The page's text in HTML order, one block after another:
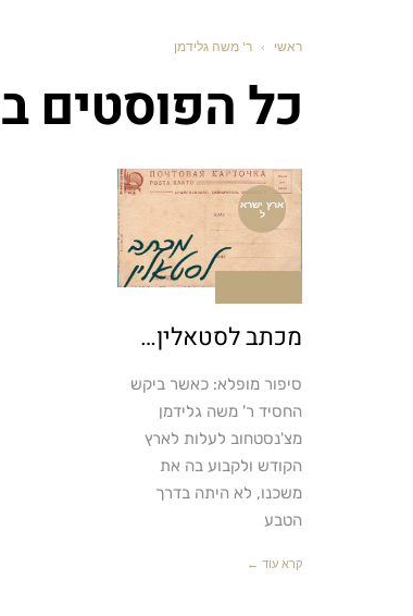
ראשי › ר' משה גלידמן
כל הפוסטים ב
ארץ ישרא
ל
מכתב לסטאלין…
סיפור מופלא: כאשר ביקש
החסיד ר' משה גלידמן
מצ'נסטחוב לעלות לארץ
הקודש ולקבוע בה את
משכנו, לא היתה בדרך
הטבע
קרא עוד ←